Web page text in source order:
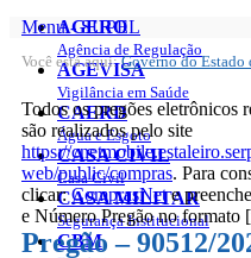
AGERO
Agência de Regulação
AGEVISA
Vigilância em Saúde
CAERD
Água e Esgoto
CASA CIVIL
Casa Civil
CASA MILITAR
Segurança Institucional
CBM
Menu - SUPEL
SUPEL
Licitações
Publicações
Você está aqui:Governo do Estado
Todos os pregões eletrônicos
são realizados pelo site
https://
web/public/compras. Para
clicar:ComprasNete
e Número Pregão no formato
Pregão – 90512/